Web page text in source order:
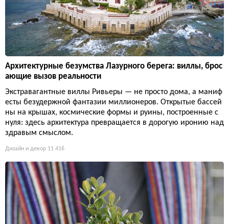
Архитектурные безумства Лазурного берега: виллы, брос
ающие вызов реальности
Экстравагантные виллы Ривьеры — не просто дома, а маниф
есты безудержной фантазии миллионеров. Открытые бассей
ны на крышах, космические формы и руины, построенные с
нуля: здесь архитектура превращается в дорогую иронию над
здравым смыслом.
Дизайн и декор 11 416